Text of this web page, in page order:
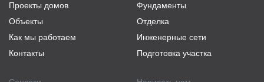
Проекты домов
Объекты
Как мы работаем
Контакты
Фундаменты
Отделка
Инженерные сети
Подготовка участка